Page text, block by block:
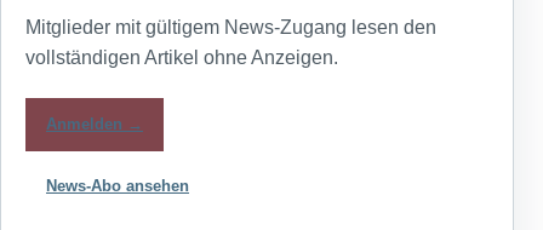
Mitglieder mit gültigem News-Zugang lesen den
vollständigen Artikel ohne Anzeigen.
Anmelden →
News-Abo ansehen